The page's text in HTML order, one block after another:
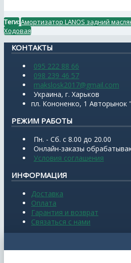
Теги:Амортизатор LANOS задний
Ходовая
КОНТАКТЫ
095 222 88 66
098 239 46 57
makslosk2017@gmail.com
Украина, г. Харьков
пл. Кононенко, 1 Авторынок
РЕЖИМ РАБОТЫ
Пн. - Сб. с 8.00 до 20.00
Онлайн-заказы
Условия соглашения
ИНФОРМАЦИЯ
Доставка
Оплата
Гарантия и возврат
Связаться с нами